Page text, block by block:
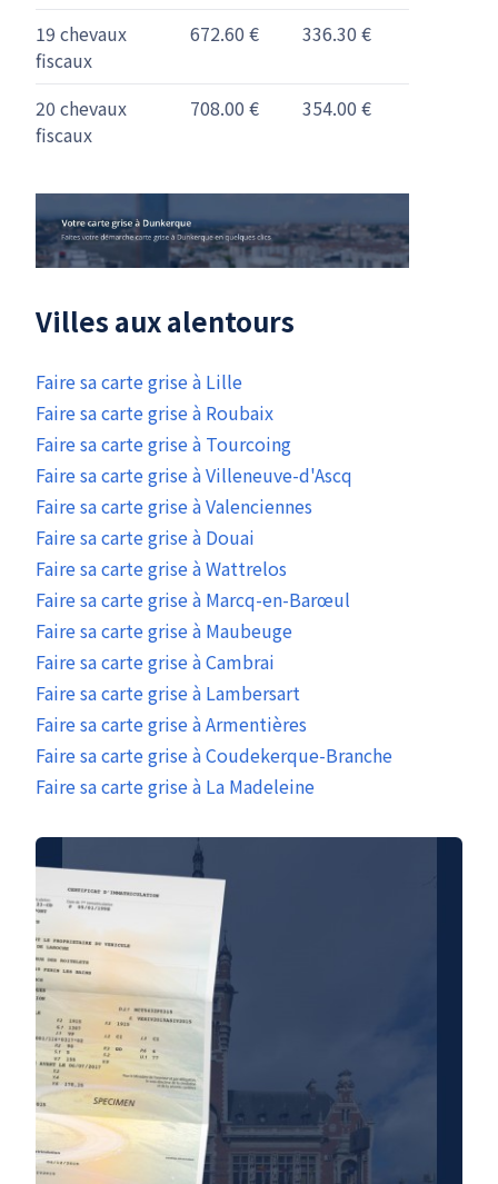
19 chevaux
fiscaux
672.60 € 336.30 €
20 chevaux
fiscaux
708.00 € 354.00 €
Villes aux alentours
Faire sa carte grise à Lille
Faire sa carte grise à Roubaix
Faire sa carte grise à Tourcoing
Faire sa carte grise à Villeneuve-d'Ascq
Faire sa carte grise à Valenciennes
Faire sa carte grise à Douai
Faire sa carte grise à Wattrelos
Faire sa carte grise à Marcq-en-Barœul
Faire sa carte grise à Maubeuge
Faire sa carte grise à Cambrai
Faire sa carte grise à Lambersart
Faire sa carte grise à Armentières
Faire sa carte grise à Coudekerque-Branche
Faire sa carte grise à La Madeleine